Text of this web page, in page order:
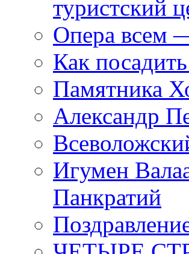
туристский
Опера всем
Как
Памятника
Александр
Игумен
Панкратий